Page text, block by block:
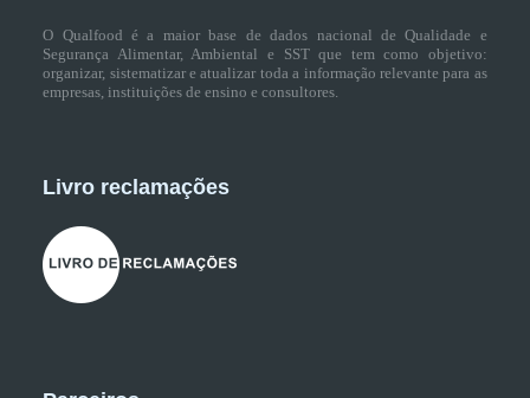
O Qualfood é a maior base de dados nacional de Qualidade e
Segurança Alimentar, Ambiental e SST que tem como objetivo:
organizar, sistematizar e atualizar toda a informação relevante para as
empresas, instituições de ensino e consultores.
Livro reclamações